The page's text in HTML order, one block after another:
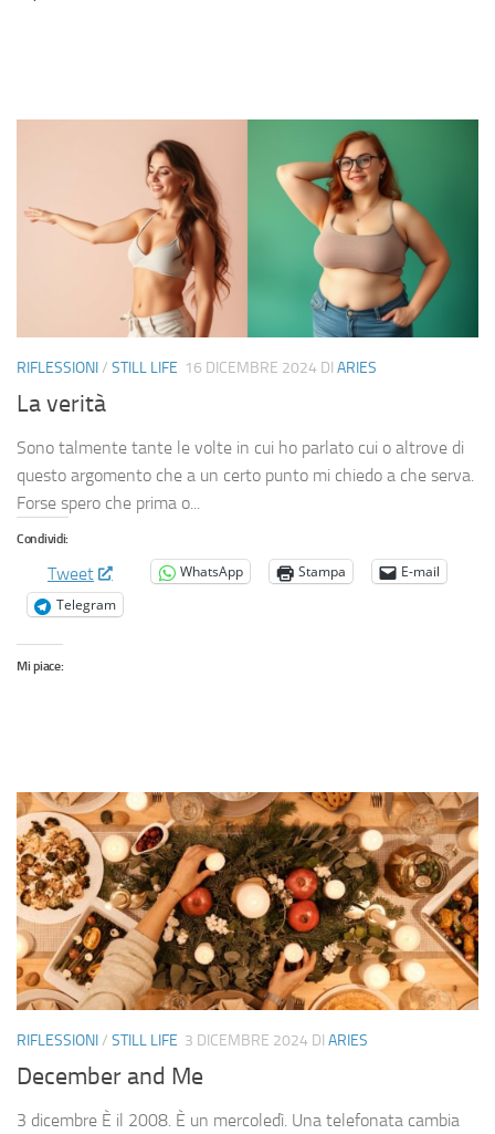
RIFLESSIONI/ STILL LIFE 16 DICEMBRE 2024 DI ARIES
La verità
Sono talmente tante le volte in cui ho parlato cui o altrove di
questo argomento che a un certo punto mi chiedo a che serva.
Forse spero che prima o...
Condividi:
Tweet WhatsApp Stampa
E-mail
Telegram
Mi piace:
RIFLESSIONI/ STILL LIFE 3 DICEMBRE 2024 DI ARIES
December and Me
3 dicembre È il 2008. È un mercoledì. Una telefonata cambia